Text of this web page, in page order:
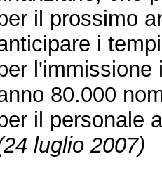
il prossimo
i
l'immissione
80.000
il personale
luglio 2007)